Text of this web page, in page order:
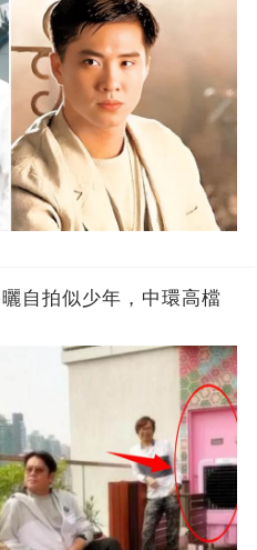
自拍似少年，中環高檔